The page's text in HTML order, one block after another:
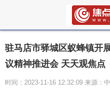
驻马店市驿城区蚁蜂镇开
议精神推进会 天天观焦点
时间：2023-11-16 12:32:09 来源：